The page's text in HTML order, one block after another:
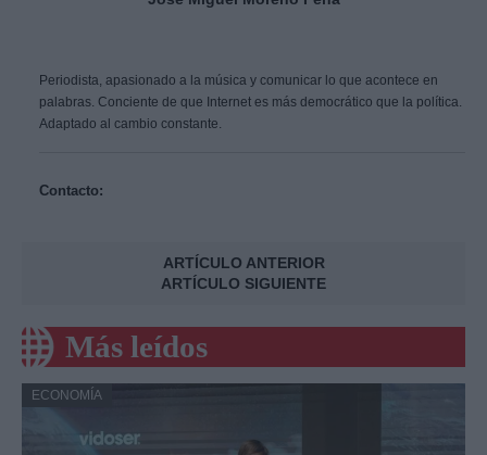
Periodista, apasionado a la música y comunicar lo que acontece en
palabras. Conciente de que Internet es más democrático que la política.
Adaptado al cambio constante.
Contacto:
ARTÍCULO ANTERIOR
ARTÍCULO SIGUIENTE
Más leídos
ECONOMÍA